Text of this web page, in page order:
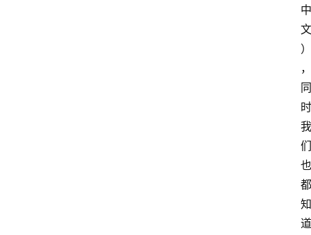
中
文
）
，
同
时
我
们
也
都
知
道